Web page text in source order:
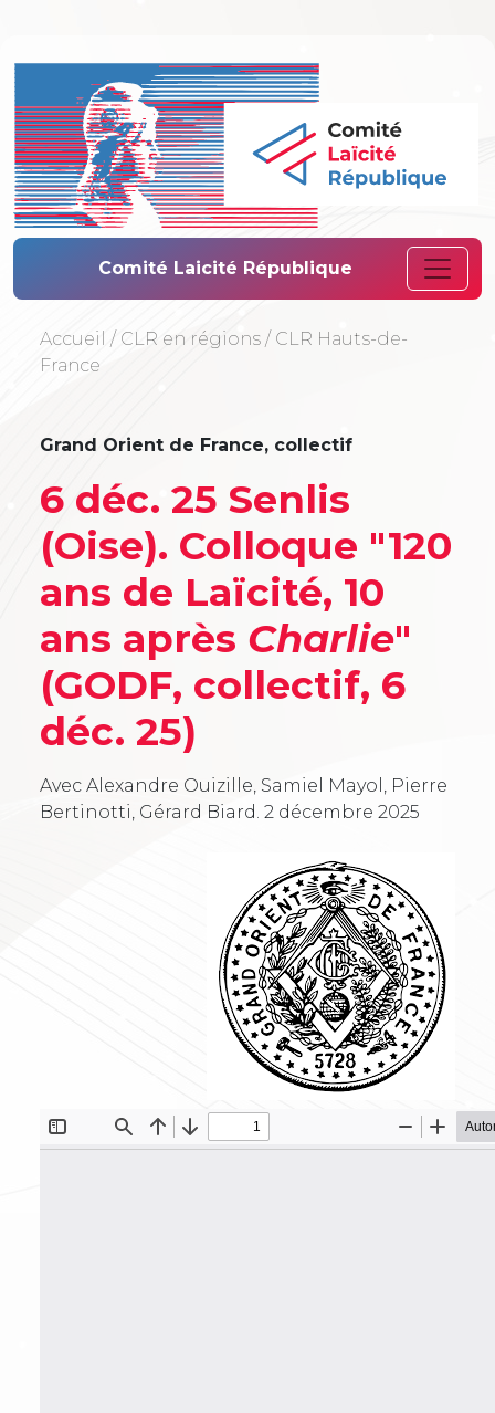
Comité Laïcité
Comité Laicité République
Accueil / CLR en régions / CLR Hauts-de-
France
Grand Orient de France, collectif
6 déc. 25 Senlis
(Oise). Colloque "120
ans de Laïcité, 10
ans après Charlie"
(GODF, collectif, 6
déc. 25)
Avec Alexandre Ouizille, Samiel Mayol, Pierre
Bertinotti, Gérard Biard. 2 décembre 2025